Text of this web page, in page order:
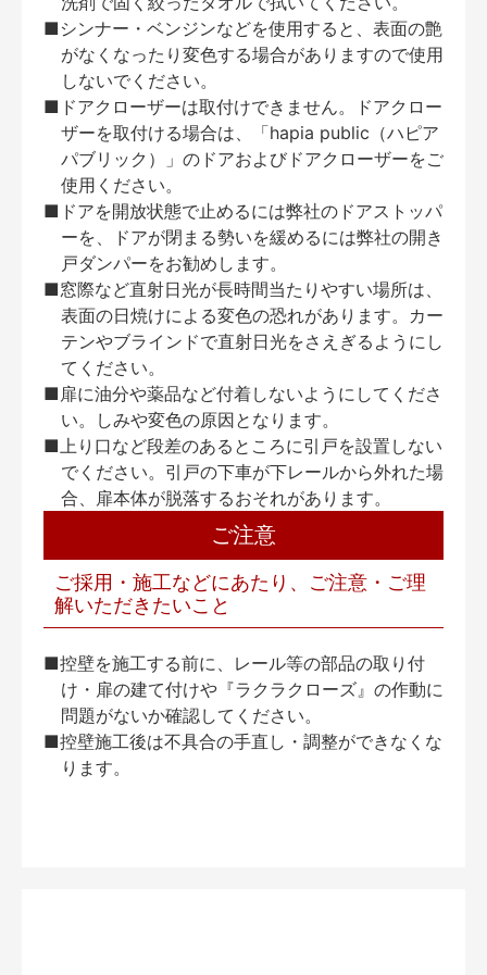
■シンナー・ベンジンなどを使用すると、表面の艶
がなくなったり変色する場合がありますので使用
しないでください。
■ドアクローザーは取付けできません。ドアクロー
ザーを取付ける場合は、「hapia public（ハピア
パブリック）」のドアおよびドアクローザーをご
使用ください。
■ドアを開放状態で止めるには弊社のドアストッパ
ーを、ドアが閉まる勢いを緩めるには弊社の開き
戸ダンパーをお勧めします。
■窓際など直射日光が長時間当たりやすい場所は、
表面の日焼けによる変色の恐れがあります。カー
テンやブラインドで直射日光をさえぎるようにし
てください。
■扉に油分や薬品など付着しないようにしてくださ
い。しみや変色の原因となります。
■上り口など段差のあるところに引戸を設置しない
でください。引戸の下車が下レールから外れた場
合、扉本体が脱落するおそれがあります。
ご注意
ご採用・施工などにあたり、ご注意・ご理
解いただきたいこと
■控壁を施工する前に、レール等の部品の取り付
け・扉の建て付けや『ラクラクローズ』の作動に
問題がないか確認してください。
■控壁施工後は不具合の手直し・調整ができなくな
ります。